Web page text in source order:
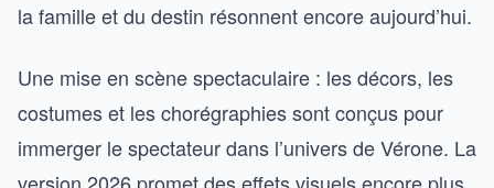
la famille et du destin résonnent encore aujourd’hui.
Une mise en scène spectaculaire : les décors, les
costumes et les chorégraphies sont conçus pour
immerger le spectateur dans l’univers de Vérone. La